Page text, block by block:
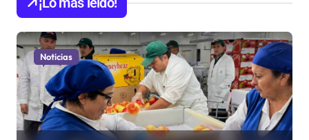
Noticias